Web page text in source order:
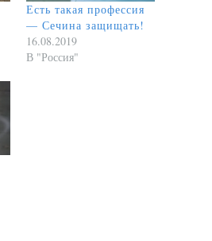
Есть такая профессия
— Сечина защищать!
16.08.2019
В "Россия"